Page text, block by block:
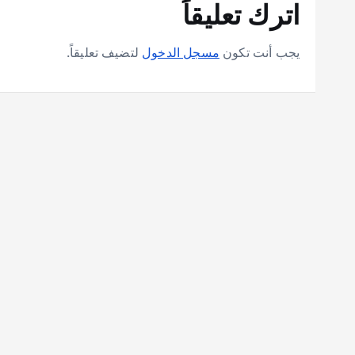
اترك تعليقاً
يجب أنت تكون مسجل الدخول لتضيف تعليقاً.